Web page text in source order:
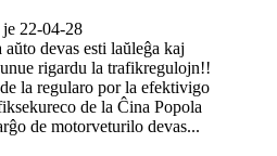
22-04-28
devas esti laŭleĝa kaj
rigardu la trafikregulojn!!
la regularo por la efektivigo
de la Ĉina Popola
de motorveturilo devas...